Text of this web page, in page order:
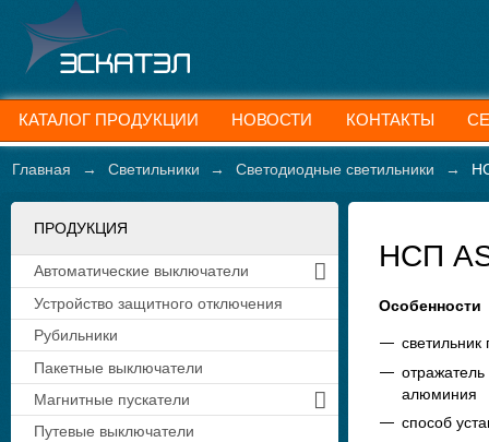
НСП
Особенности
алюминия
способ
ПРОДУКЦИЯ
Автоматические выключатели
Устройство защитного отключения
Рубильники
Пакетные выключатели
Магнитные пускатели
Путевые выключатели
Главная → Светильники → Светодиодные светильники →
КАТАЛОГ ПРОДУКЦИИ НОВОСТИ КОНТАКТЫ